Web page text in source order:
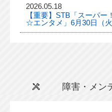
2026.05.18
【重要】STB「スーパ
☆エンタメ」6月30日（
障害・メン